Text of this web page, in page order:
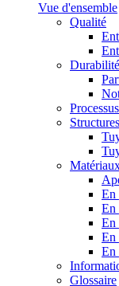
Vue d'ensemble
Qualité
Durabilité
En
En
En
En
En
Glossaire